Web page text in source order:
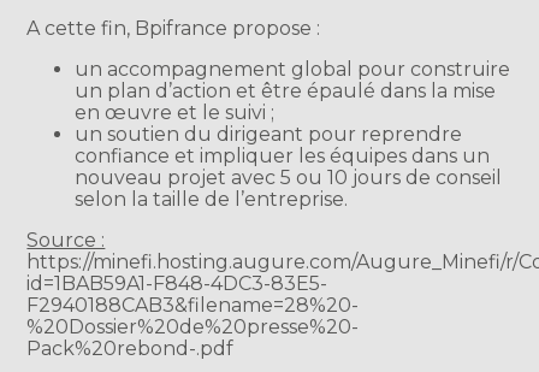
A cette fin, Bpifrance propose :
un accompagnement global pour construire
un plan d’action et être épaulé dans la mise
en œuvre et le suivi ;
un soutien du dirigeant pour reprendre
confiance et impliquer les équipes dans un
nouveau projet avec 5 ou 10 jours de conseil
selon la taille de l’entreprise.
Source :
https://minefi.hosting.augure.com/Augure_Minefi/r/
id=1BAB59A1-F848-4DC3-83E5-
F2940188CAB3&filename=28%20-
%20Dossier%20de%20presse%20-
Pack%20rebond-.pdf